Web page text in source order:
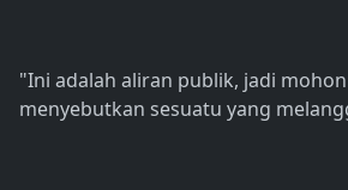
"Ini adalah aliran publik, jadi
menyebutkan sesuatu yang